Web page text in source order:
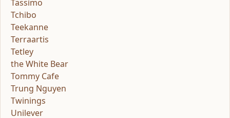
Tassimo
Tchibo
Teekanne
Terraartis
Tetley
the White Bear
Tommy Cafe
Trung Nguyen
Twinings
Unilever